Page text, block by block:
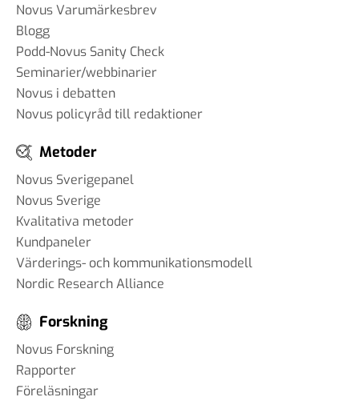
Novus Varumärkesbrev
Blogg
Podd-Novus Sanity Check
Seminarier/webbinarier
Novus i debatten
Novus policyråd till redaktioner
Metoder
Novus Sverigepanel
Novus Sverige
Kvalitativa metoder
Kundpaneler
Värderings- och kommunikationsmodell
Nordic Research Alliance
Forskning
Novus Forskning
Rapporter
Föreläsningar